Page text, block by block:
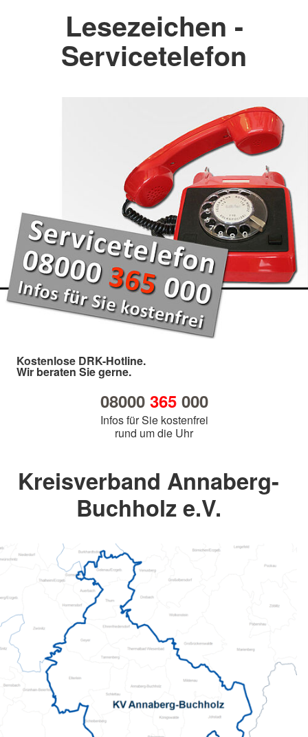
Lesezeichen -
Servicetelefon
Kostenlose DRK-Hotline.
Wir beraten Sie gerne.
08000 365000
Infos für Sie kostenfrei
rund um die Uhr
Kreisverband Annaberg-
Buchholz e.V.